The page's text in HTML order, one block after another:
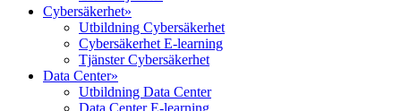
Cybersäkerhet»
Utbildning Cybersäkerhet
Cybersäkerhet E-learning
Tjänster Cybersäkerhet
Data Center»
Utbildning Data Center
Data Center E-learning